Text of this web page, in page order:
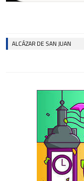
ALCÁZAR DE SAN JUAN